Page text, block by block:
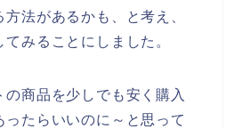
法があるかも、と考え、
みることにしました。
商品を少しでも安く購入
たらいいのに～と思って